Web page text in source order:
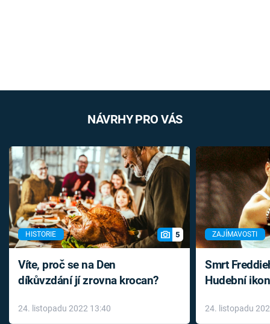
NÁVRHY PRO VÁS
HISTORIE 5
Víte, proč se na Den
díkůvzdání jí zrovna krocan?
24. listopadu 2022 13:40
ZAJÍMAVOSTI
Smrt
Hudební
léky
24. listopadu